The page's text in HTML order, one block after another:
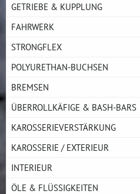
GETRIEBE & KUPPLUNG
FAHRWERK
STRONGFLEX
POLYURETHAN-BUCHSEN
BREMSEN
ÜBERROLLKÄFIGE & BASH-BARS
KAROSSERIEVERSTÄRKUNG
KAROSSERIE / EXTERIEUR
INTERIEUR
ÖLE & FLÜSSIGKEITEN